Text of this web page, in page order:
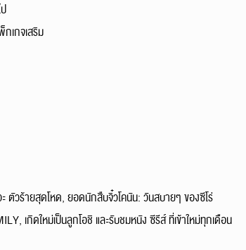
เกจเสริม
ตัวร้ายสุดโหด, ยอดนักสืบจิ๋วโคนัน: วันสบายๆ ของซีโร่
เกิดใหม่เป็นลูกโอชิ และรับชมหนัง ซีรีส์ ที่เข้าใหม่ทุกเดือน